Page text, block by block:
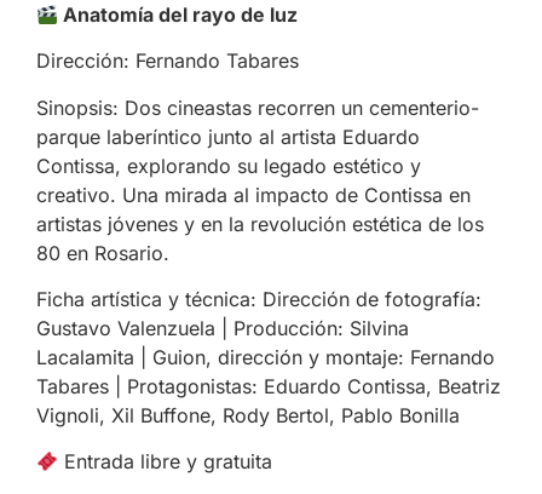
Anatomía del rayo de luz
Dirección: Fernando Tabares
Sinopsis: Dos cineastas recorren un cementerio-
parque laberíntico junto al artista Eduardo
Contissa, explorando su legado estético y
creativo. Una mirada al impacto de Contissa en
artistas jóvenes y en la revolución estética de los
80 en Rosario.
Ficha artística y técnica: Dirección de fotografía:
Gustavo Valenzuela | Producción: Silvina
Lacalamita | Guion, dirección y montaje: Fernando
Tabares | Protagonistas: Eduardo Contissa, Beatriz
Vignoli, Xil Buffone, Rody Bertol, Pablo Bonilla
Entrada libre y gratuita